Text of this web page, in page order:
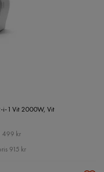
i-1 Vit 2000W, Vit
499 kr
915 kr